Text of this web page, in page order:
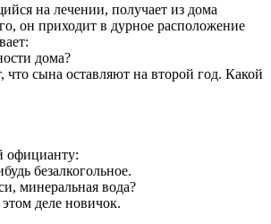
на лечении, получает из дома
он приходит в дурное расположение
дома?
сына оставляют на второй год. Какой
официанту:
безалкогольное.
минеральная вода?
деле новичок.